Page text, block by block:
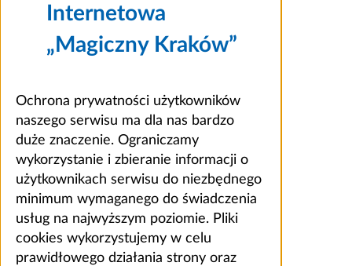
Internetowa
„Magiczny Kraków”
Ochrona prywatności użytkowników
naszego serwisu ma dla nas bardzo
duże znaczenie. Ograniczamy
wykorzystanie i zbieranie informacji o
użytkownikach serwisu do niezbędnego
minimum wymaganego do świadczenia
usług na najwyższym poziomie. Pliki
cookies wykorzystujemy w celu
prawidłowego działania strony oraz